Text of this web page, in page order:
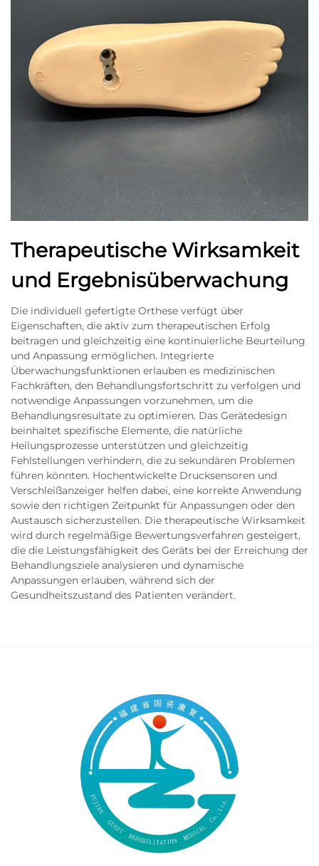
Therapeutische Wirksamkeit
und Ergebnisüberwachung
Die individuell gefertigte Orthese verfügt über
Eigenschaften, die aktiv zum therapeutischen Erfolg
beitragen und gleichzeitig eine kontinuierliche Beurteilung
und Anpassung ermöglichen. Integrierte
Überwachungsfunktionen erlauben es medizinischen
Fachkräften, den Behandlungsfortschritt zu verfolgen und
notwendige Anpassungen vorzunehmen, um die
Behandlungsresultate zu optimieren. Das Gerätedesign
beinhaltet spezifische Elemente, die natürliche
Heilungsprozesse unterstützen und gleichzeitig
Fehlstellungen verhindern, die zu sekundären Problemen
führen könnten. Hochentwickelte Drucksensoren und
Verschleißanzeiger helfen dabei, eine korrekte Anwendung
sowie den richtigen Zeitpunkt für Anpassungen oder den
Austausch sicherzustellen. Die therapeutische Wirksamkeit
wird durch regelmäßige Bewertungsverfahren gesteigert,
die die Leistungsfähigkeit des Geräts bei der Erreichung der
Behandlungsziele analysieren und dynamische
Anpassungen erlauben, während sich der
Gesundheitszustand des Patienten verändert.